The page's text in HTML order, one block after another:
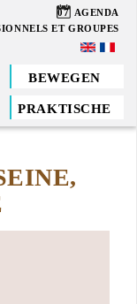
07 AGENDA
ET GROUPES
BEWEGEN
PRAKTISCHE